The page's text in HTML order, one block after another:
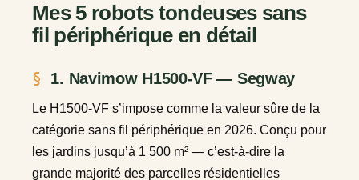
Mes 5 robots tondeuses sans
fil périphérique en détail
1. Navimow H1500-VF — Segway
Le H1500-VF s’impose comme la valeur sûre de la
catégorie sans fil périphérique en 2026. Conçu pour
les jardins jusqu’à 1 500 m² — c’est-à-dire la
grande majorité des parcelles résidentielles